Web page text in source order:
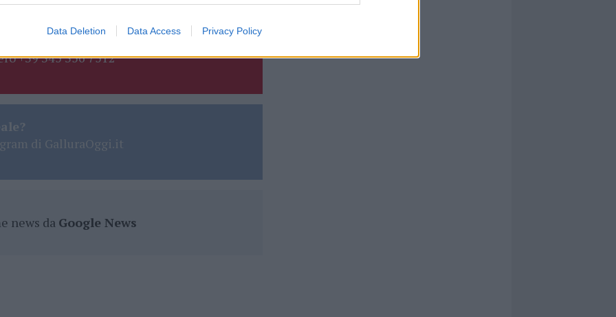
Data Deletion Data Access Privacy Policy
i tuoi video e le tue foto
+39 345 356 7512
di GalluraOggi.it
news da Google News